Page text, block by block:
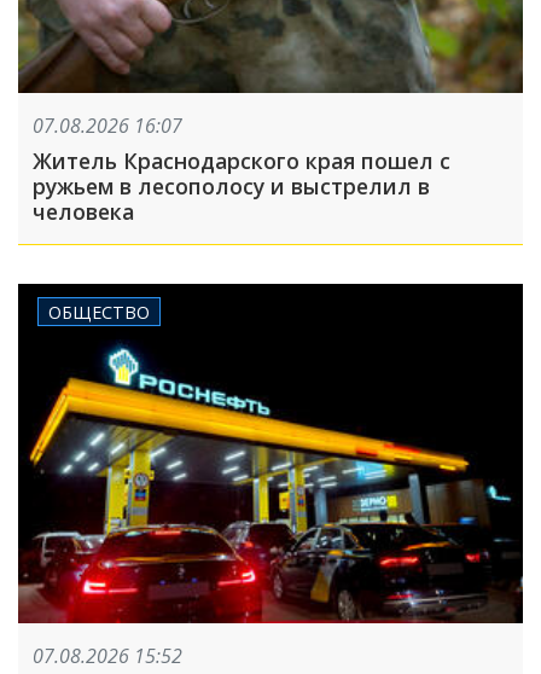
07.08.2026 16:07
Житель Краснодарского края пошел с
ружьем в лесополосу и выстрелил в
человека
ОБЩЕСТВО
07.08.2026 15:52